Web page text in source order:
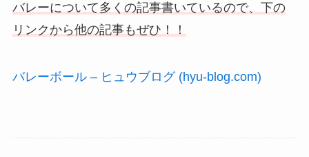
バレーについて多くの記事書いているので、下の
リンクから他の記事もぜひ！！
バレーボール – ヒュウブログ (hyu-blog.com)